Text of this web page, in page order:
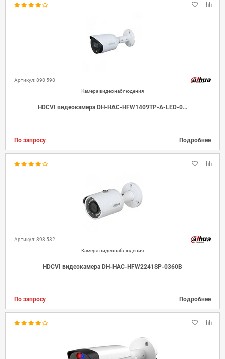
Артикул: 898 598
Камера видеонаблюдения
HDCVI видеокамера DH-HAC-HFW1409TP-A-LED-0...
По запросу Подробнее
Артикул: 898 532
Камера видеонаблюдения
HDCVI видеокамера DH-HAC-HFW2241SP-0360B
По запросу Подробнее